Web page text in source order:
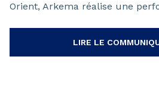
Orient, Arkema réalise une
LIRE LE